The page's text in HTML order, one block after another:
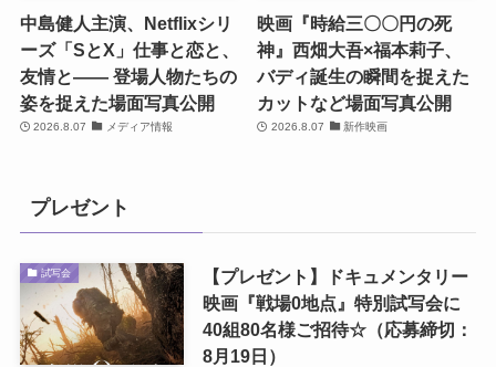
中島健人主演、Netflixシリ
ーズ「SとX」仕事と恋と、
友情と―― 登場人物たちの
姿を捉えた場面写真公開
2026.8.07 メディア情報
映画『時給三〇〇円の死
神』西畑大吾×福本莉子、
バディ誕生の瞬間を捉えた
カットなど場面写真公開
2026.8.07 新作映画
プレゼント
試写会
【プレゼント】ドキュメンタリー
映画『戦場0地点』特別試写会に
40組80名様ご招待☆（応募締切：
8月19日）